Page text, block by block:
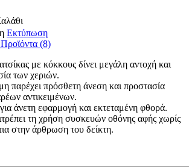
Εκτύπωση
Προϊόντα (8)
με κόκκους δίνει μεγάλη αντοχή και
των χεριών.
παρέχει πρόσθετη άνεση και προστασία
αντικειμένων.
άνετη εφαρμογή και εκτεταμένη φθορά.
τη χρήση συσκευών οθόνης αφής χωρίς
στην άρθρωση του δείκτη.